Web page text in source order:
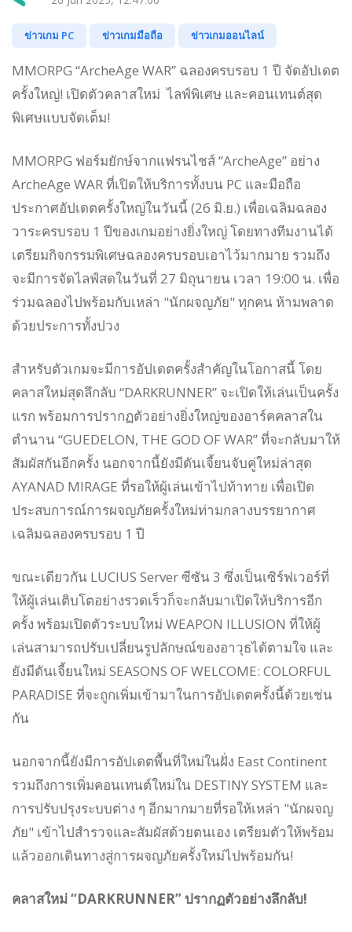
ข่าวเกม PC ข่าวเกมมือถือ ข่าวเกมออนไลน์
MMORPG “ArcheAge WAR” ฉลองครบรอบ 1 ปี จัดอัปเดต
ครั้งใหญ่! เปิดตัวคลาสใหม่ ไลฟ์พิเศษ และคอนเทนต์สุด
พิเศษแบบจัดเต็ม!
MMORPG ฟอร์มยักษ์จากแฟรนไชส์ “ArcheAge” อย่าง
ArcheAge WAR ที่เปิดให้บริการทั้งบน PC และมือถือ
ประกาศอัปเดตครั้งใหญ่ในวันนี้ (26 มิ.ย.) เพื่อเฉลิมฉลอง
วาระครบรอบ 1 ปีของเกมอย่างยิ่งใหญ่ โดยทางทีมงานได้
เตรียมกิจกรรมพิเศษฉลองครบรอบเอาไว้มากมาย รวมถึง
จะมีการจัดไลฟ์สดในวันที่ 27 มิถุนายน เวลา 19:00 น. เพื่อ
ร่วมฉลองไปพร้อมกับเหล่า "นักผจญภัย" ทุกคน ห้ามพลาด
ด้วยประการทั้งปวง
สำหรับตัวเกมจะมีการอัปเดตครั้งสำคัญในโอกาสนี้ โดย
คลาสใหม่สุดลึกลับ “DARKRUNNER” จะเปิดให้เล่นเป็นครั้ง
แรก พร้อมการปรากฏตัวอย่างยิ่งใหญ่ของอาร์คคลาสใน
ตำนาน “GUEDELON, THE GOD OF WAR” ที่จะกลับมาให้
สัมผัสกันอีกครั้ง นอกจากนี้ยังมีดันเจี้ยนจับคู่ใหม่ล่าสุด
AYANAD MIRAGE ที่รอให้ผู้เล่นเข้าไปท้าทาย เพื่อเปิด
ประสบการณ์การผจญภัยครั้งใหม่ท่ามกลางบรรยากาศ
เฉลิมฉลองครบรอบ 1 ปี
ขณะเดียวกัน LUCIUS Server ซีซัน 3 ซึ่งเป็นเซิร์ฟเวอร์ที่
ให้ผู้เล่นเติบโตอย่างรวดเร็วก็จะกลับมาเปิดให้บริการอีก
ครั้ง พร้อมเปิดตัวระบบใหม่ WEAPON ILLUSION ที่ให้ผู้
เล่นสามารถปรับเปลี่ยนรูปลักษณ์ของอาวุธได้ตามใจ และ
ยังมีดันเจี้ยนใหม่ SEASONS OF WELCOME: COLORFUL
PARADISE ที่จะถูกเพิ่มเข้ามาในการอัปเดตครั้งนี้ด้วยเช่น
กัน
นอกจากนี้ยังมีการอัปเดตพื้นที่ใหม่ในฝั่ง East Continent
รวมถึงการเพิ่มคอนเทนต์ใหม่ใน DESTINY SYSTEM และ
การปรับปรุงระบบต่าง ๆ อีกมากมายที่รอให้เหล่า "นักผจญ
ภัย" เข้าไปสำรวจและสัมผัสด้วยตนเอง เตรียมตัวให้พร้อม
แล้วออกเดินทางสู่การผจญภัยครั้งใหม่ไปพร้อมกัน!
คลาสใหม่ “DARKRUNNER” ปรากฏตัวอย่างลึกลับ!